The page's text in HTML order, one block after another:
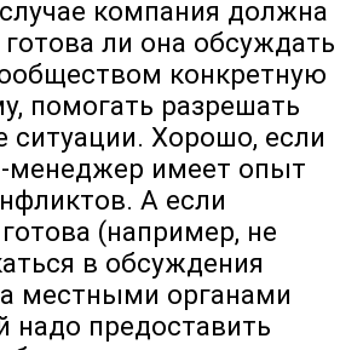
компания должна
готова ли она обсуждать
конкретную
помогать разрешать
ситуации. Хорошо, если
имеет опыт
А если
(например, не
в обсуждения
местными органами
надо предоставить